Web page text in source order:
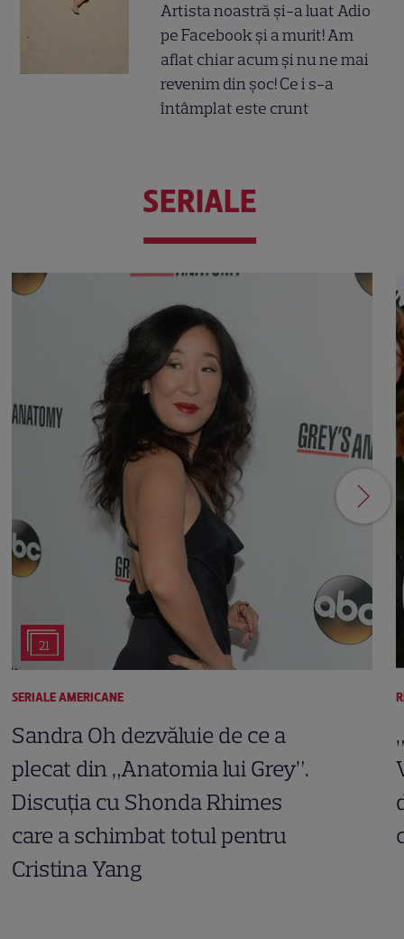
Artista noastră și-a luat Adio
pe Facebook și a murit! Am
aflat chiar acum și nu ne mai
revenim din șoc! Ce i s-a
întâmplat este crunt
SERIALE
21
SERIALE AMERICANE
Sandra Oh dezvăluie de ce a
plecat din „Anatomia lui Grey”.
Discuția cu Shonda Rhimes
care a schimbat totul pentru
Cristina Yang